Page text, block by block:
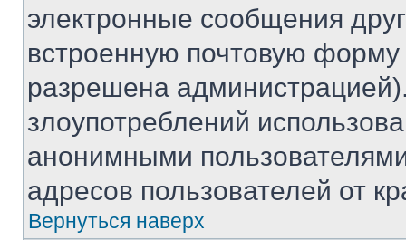
электронные сообщения
встроенную почтовую
разрешена
злоупотреблений
анонимными
адресов пользователей от
Вернуться наверх